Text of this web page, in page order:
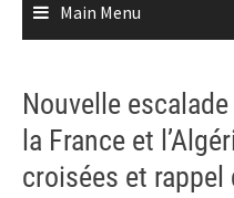
Main Menu
Nouvelle
la France et
croisées et rappel